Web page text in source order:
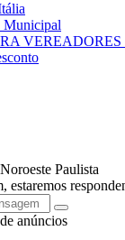
Municipal
VEREADORES
Paulista
estaremos